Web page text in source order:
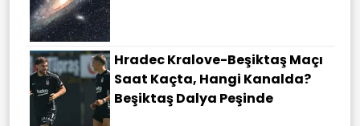
Hradec Kralove-Beşiktaş Maçı
Saat Kaçta, Hangi Kanalda?
Beşiktaş Dalya Peşinde